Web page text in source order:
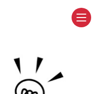
資料請求